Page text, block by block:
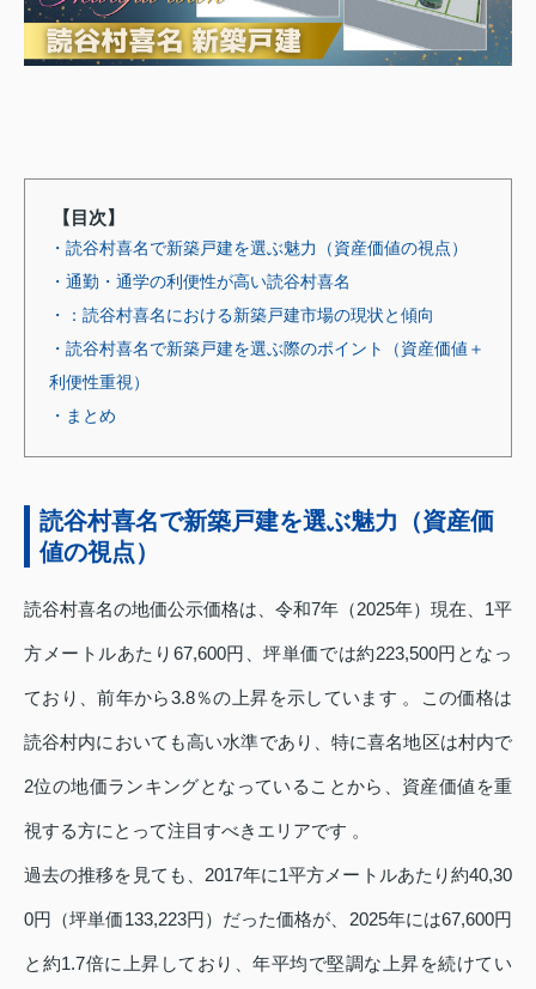
【目次】
・読谷村喜名で新築戸建を選ぶ魅力（資産価値の視点）
・通勤・通学の利便性が高い読谷村喜名
・：読谷村喜名における新築戸建市場の現状と傾向
・読谷村喜名で新築戸建を選ぶ際のポイント（資産価値＋
利便性重視）
・まとめ
読谷村喜名で新築戸建を選ぶ魅力（資産価
値の視点）
読谷村喜名の地価公示価格は、令和7年（2025年）現在、1平
方メートルあたり67,600円、坪単価では約223,500円となっ
ており、前年から3.8％の上昇を示しています 。この価格は
読谷村内においても高い水準であり、特に喜名地区は村内で
2位の地価ランキングとなっていることから、資産価値を重
視する方にとって注目すべきエリアです 。
過去の推移を見ても、2017年に1平方メートルあたり約40,30
0円（坪単価133,223円）だった価格が、2025年には67,600円
と約1.7倍に上昇しており、年平均で堅調な上昇を続けてい